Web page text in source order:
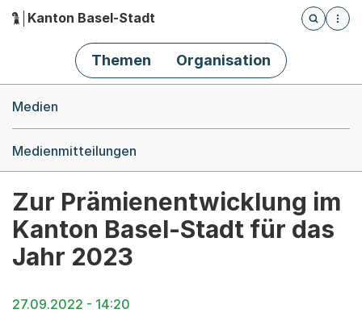
Hauptnavigation
Kanton Basel-Stadt
Öffnet
Themen Organisation
Medien
Medienmitteilungen
Zur Prämienentwicklung im
Kanton Basel-Stadt für das
Jahr 2023
27.09.2022 - 14:20